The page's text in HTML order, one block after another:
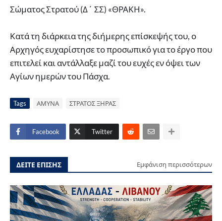
Σώματος Στρατού (Δ΄ ΣΣ) «ΘΡΑΚΗ».
Κατά τη διάρκεια της διήμερης επίσκεψής του, ο
Αρχηγός ευχαρίστησε το προσωπικό για το έργο που
επιτελεί και αντάλλαξε μαζί του ευχές εν όψει των
Αγίων ημερών του Πάσχα.
Tags ΑΜΥΝΑ ΣΤΡΑΤΟΣ ΞΗΡΑΣ
Facebook Twitter
ΔΕΙΤΕ ΕΠΙΣΗΣ Εμφάνιση περισσότερων